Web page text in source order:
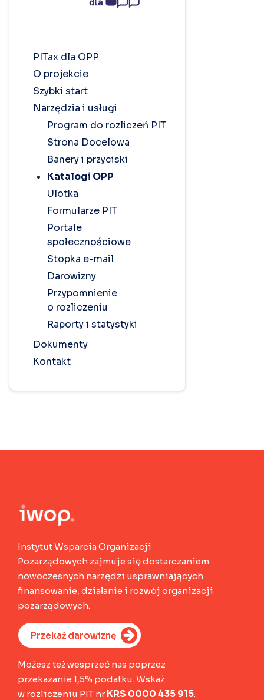
PITax dla OPP
O projekcie
Szybki start
Narzędzia i usługi
Program do rozliczeń PIT
Strona Docelowa
Banery i przyciski
Katalogi OPP
Ulotka
Formularze PIT
Portale
społecznościowe
Stopka e-mail
Darowizny
Przypomnienie
o rozliczeniu
Raporty i statystyki
Dokumenty
Kontakt
Instytut Wsparcia Organizacji
Pozarządowych zajmuje się dostarczaniem
nowoczesnych narzędzi usprawniających
finansowanie, działanie i rozwój organizacji
pozarządowych.
Przekaż darowiznę
Możesz też wesprzeć nas poprzez
przekazanie 1,5% podatku. Wskaż
w rozliczeniu PIT nrKRS 0000 435 915.